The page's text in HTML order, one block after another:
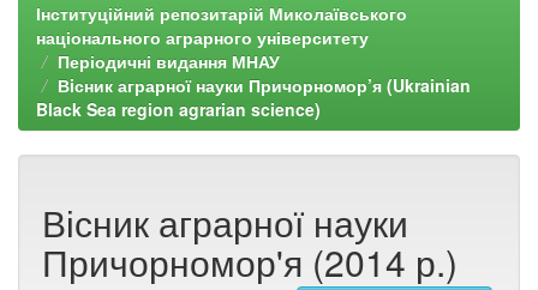
Інституційний репозитарій Миколаївського
національного аграрного університету
Періодичні видання МНАУ
Вiсник аграрної науки Причорномор’я (Ukrainian
Black Sea region agrarian science)
Вісник аграрної науки
Причорномор'я (2014 р.)